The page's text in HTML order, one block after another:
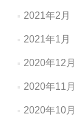
2021年2月
2021年1月
2020年12月
2020年11月
2020年10月